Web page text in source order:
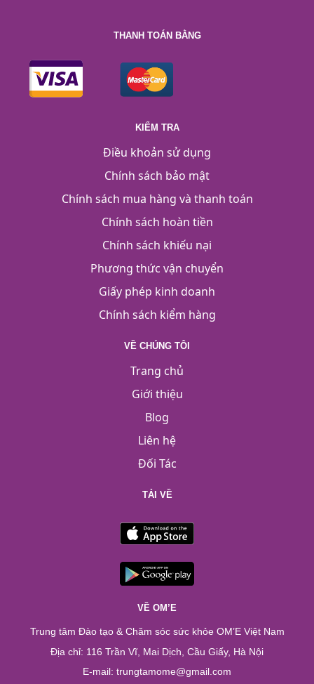
THANH TOÁN BẰNG
KIỂM TRA
Điều khoản sử dụng
Chính sách bảo mật
Chính sách mua hàng và thanh toán
Chính sách hoàn tiền
Chính sách khiếu nại
Phương thức vận chuyển
Giấy phép kinh doanh
Chính sách kiểm hàng
VỀ CHÚNG TÔI
Trang chủ
Giới thiệu
Blog
Liên hệ
Đối Tác
TẢI VỀ
VỀ OM’E
Trung tâm Đào tạo & Chăm sóc sức khỏe OM’E Việt Nam
Địa chỉ: 116 Trần Vĩ, Mai Dịch, Cầu Giấy, Hà Nội
E-mail: trungtamome@gmail.com